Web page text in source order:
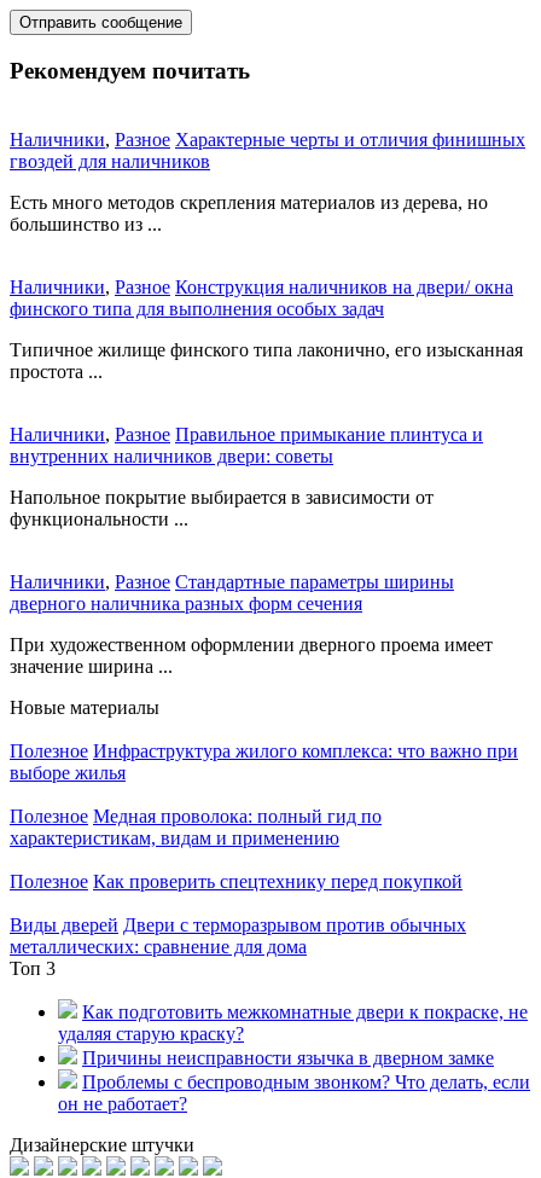
Рекомендуем почитать
Наличники, Разное Характерные черты и отличия финишных
гвоздей для наличников
Есть много методов скрепления материалов из дерева, но
большинство из ...
Наличники, Разное Конструкция наличников на двери/ окна
финского типа для выполнения особых задач
Типичное жилище финского типа лаконично, его изысканная
простота ...
Наличники, Разное Правильное примыкание плинтуса и
внутренних наличников двери: советы
Напольное покрытие выбирается в зависимости от
функциональности ...
Наличники, Разное Стандартные параметры ширины
дверного наличника разных форм сечения
При художественном оформлении дверного проема имеет
значение ширина ...
Новые материалы
Полезное Инфраструктура жилого комплекса: что важно при
выборе жилья
Полезное Медная проволока: полный гид по
характеристикам, видам и применению
Полезное Как проверить спецтехнику перед покупкой
Виды дверей Двери с терморазрывом против обычных
металлических: сравнение для дома
Топ 3
Как подготовить межкомнатные двери к покраске, не
удаляя старую краску?
Причины неисправности язычка в дверном замке
Проблемы с беспроводным звонком? Что делать, если
он не работает?
Дизайнерские штучки